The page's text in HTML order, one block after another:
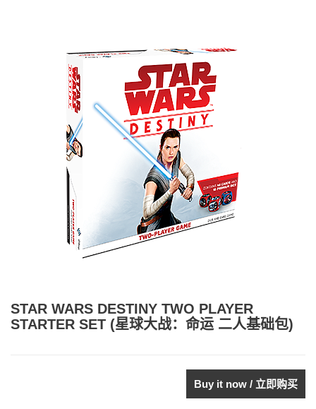
STAR WARS DESTINY TWO PLAYER
STARTER SET (星球大战：命运 二人基础包)
Buy it now / 立即购买